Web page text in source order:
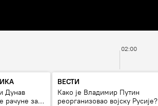
02:00
Дунав
рачуне за
ВЕСТИ
Како је Владимир Путин
реорганизовао војску Русије?